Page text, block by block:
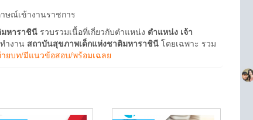
ษณ์เข้างานราชการ
หาราชินี รวบรวมเนื้อที่เกี่ยวกับตำแหน่ง ตำแหน่ง เจ้า
ำงาน สถาบันสุขภาพเด็กแห่งชาติมหาราชินี โดยเฉพาะ รวม
ยบท/มีแนวข้อสอบ/พร้อมเฉลย